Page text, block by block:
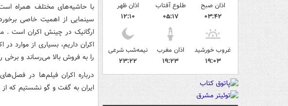
اذان صبح
۰۳:۴۲
طلوع آفتاب
۰۵:۱۷
اذان ظهر
۱۲:۱۰
غروب خورشید
۱۹:۰۳
اذان مغرب
۱۹:۲۳
نیمه‌شب شرعی
۲۳:۲۲
با حاشیه‌های مختلف همراه
سینمایی از اهمیت خاصی
ارگانیک در چینش اکران است
اکران داریم، بسیاری از موارد
را به فروش بالا می‌رساند و برخی
درباره اکران فیلم‌ها در
ایران به گفت و گو نشستیم که از